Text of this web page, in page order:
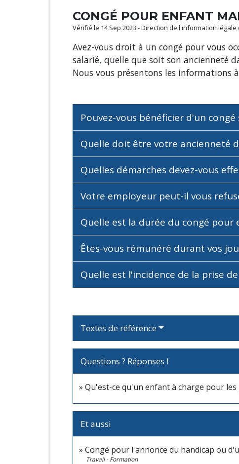
CONGÉ POUR ENFANT
Vérifié le 14 Sep 2023 - Direction de l'information
Avez-vous droit à un congé pour vous
salarié, quelle que soit son ancienneté
Nous vous présentons les informations
Pouvez-vous bénéficier d'un
Quelle doit être votre ancienneté
Quelles démarches devez-vous
Votre employeur peut-il vous
Quelle est la durée du congé pour
Êtes-vous rémunéré durant vos
Quelle est l'incidence de la prise
Textes de référence
Questions ? Réponses !
Qu'est-ce qu'un enfant à charge pour
Et aussi
Congé pour l'annonce du handicap ou
Travail - Formation